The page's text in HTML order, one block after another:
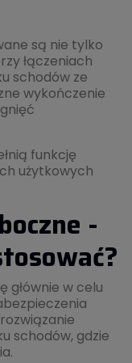
są nie tylko
łączeniach
schodów ze
wykończenie
funkcję
użytkowych
-
głównie w celu
schodów, gdzie